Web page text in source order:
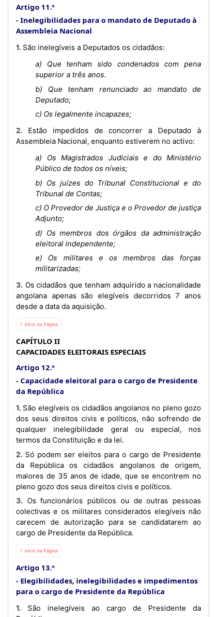
Artigo 11.º
Inelegibilidades para o mandato de Deputado à
Assembleia Nacional
1. São inelegíveis a Deputados os cidadãos:
a) Que tenham sido condenados com pena
superior a três anos.
b) Que tenham renunciado ao mandato de
Deputado;
c) Os legalmente incapazes;
2. Estão impedidos de concorrer a Deputado à
Assembleia Nacional, enquanto estiverem no activo:
a) Os Magistrados Judiciais e do Ministério
Público de todos os níveis;
b) Os juízes do Tribunal Constitucional e do
Tribunal de Contas;
c) O Provedor de Justiça e o Provedor de justiça
Adjunto;
d) Os membros dos órgãos da administração
eleitoral independente;
e) Os militares e os membros das forças
militarizadas;
3. Os cidadãos que tenham adquirido a nacionalidade
angolana apenas são elegíveis decorridos 7 anos
desde a data da aquisição.
⇡ Início da Página
CAPÍTULO II
CAPACIDADES ELEITORAIS ESPECIAIS
Artigo 12.º
Capacidade eleitoral para o cargo de Presidente
da República
1. São elegíveis os cidadãos angolanos no pleno gozo
dos seus direitos civis e políticos, não sofrendo de
qualquer inelegibilidade geral ou especial, nos
termos da Constituição e da lei.
2. Só podem ser eleitos para o cargo de Presidente
da República os cidadãos angolanos de origem,
maiores de 35 anos de idade, que se encontrem no
pleno gozo dos seus direitos civis e políticos.
3. Os funcionários públicos ou de outras pessoas
colectivas e os militares considerados elegíveis não
carecem de autorização para se candidatarem ao
cargo de Presidente da República.
⇡ Início da Página
Artigo 13.º
Elegibilidades, inelegibilidades e impedimentos
para o cargo de Presidente da República
1. São inelegíveis ao cargo de Presidente da